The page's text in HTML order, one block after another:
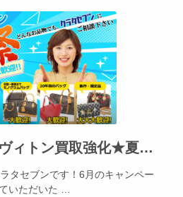
2026年8月はルイヴィトン買取強化★夏休みの出費、不要品でカバー出来ます!!!
タセブンです！6月のキャンペー
いただいた …